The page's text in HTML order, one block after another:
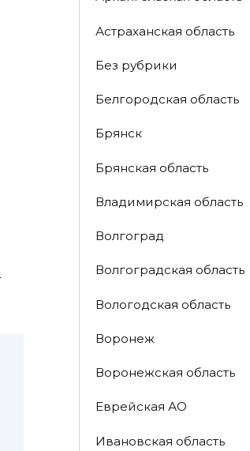
Астраханская область
Без рубрики
Белгородская область
Брянск
Брянская область
Владимирская область
Волгоград
Волгоградская область
Вологодская область
Воронеж
Воронежская область
Еврейская АО
Ивановская область